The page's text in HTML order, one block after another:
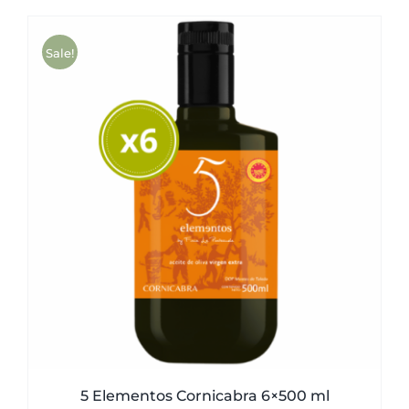
was:
51,00€.
is:
49,50€.
Sale!
5 Elementos Cornicabra 6×500 ml